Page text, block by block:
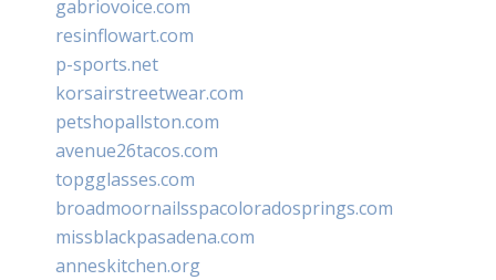
gabriovoice.com
resinflowart.com
p-sports.net
korsairstreetwear.com
petshopallston.com
avenue26tacos.com
topgglasses.com
broadmoornailsspacoloradosprings.com
missblackpasadena.com
anneskitchen.org